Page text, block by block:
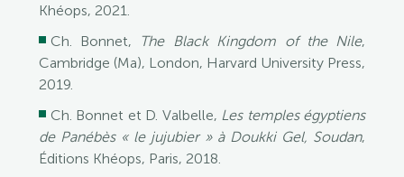
Khéops, 2021.
Ch. Bonnet, The Black Kingdom of the Nile,
Cambridge (Ma), London, Harvard University Press,
2019.
Ch. Bonnet et D. Valbelle, Les temples égyptiens
de Panébès « le jujubier » à Doukki Gel, Soudan,
Éditions Khéops, Paris, 2018.